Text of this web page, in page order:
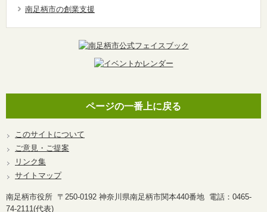
南足柄市の創業支援
ページの一番上に戻る
このサイトについて
ご意見・ご提案
リンク集
サイトマップ
南足柄市役所 〒250-0192 神奈川県南足柄市関本440番地 電話：0465-
74-2111(代表)